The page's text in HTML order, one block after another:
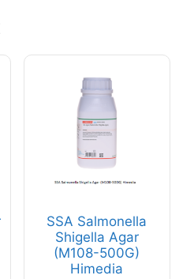
SSA Salmonella
Shigella Agar
(M108-500G)
Himedia